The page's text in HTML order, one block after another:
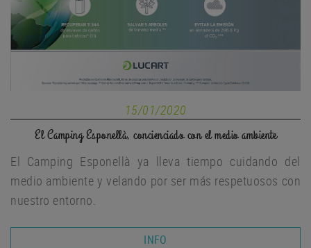
15/01/2020
El Camping Esponellà, concienciado con el medio ambiente
El Camping Esponellà ya lleva tiempo cuidando del
medio ambiente y velando por ser más respetuosos con
nuestro entorno.
INFO